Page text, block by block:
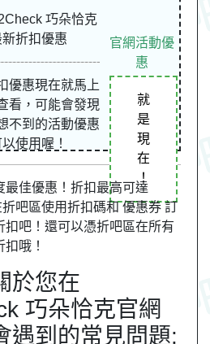
巧朵恰克
新折扣優惠
優惠現在就馬上
看，可能會發現
不到的活動優惠
使用喔！
官網活動優
惠
就
是
現
在
！
最佳優惠！折扣最高可達
吧區使用折扣碼和 優惠券 訂
扣吧！還可以憑折吧區在所有
哦！
於您在
巧朵恰克官網
遇到的常見問題: